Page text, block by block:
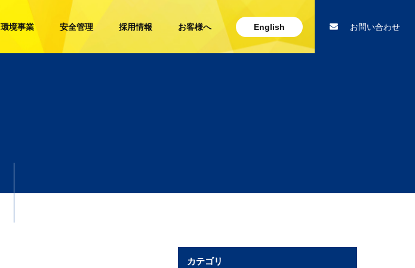
環境事業 安全管理 採用情報 お客様へ English お問い合わせ
カテゴリ